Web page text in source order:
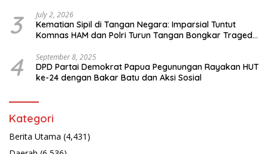
3 July 2, 2026
Kematian Sipil di Tangan Negara: Imparsial Tuntut
Komnas HAM dan Polri Turun Tangan Bongkar Tragedi
4 September 8, 2025
DPD Partai Demokrat Papua Pegunungan Rayakan HUT
ke-24 dengan Bakar Batu dan Aksi Sosial
Kategori
Berita Utama (4,431)